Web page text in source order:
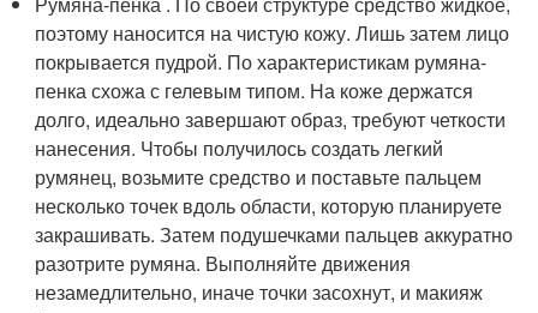
поэтому наносится на чистую кожу. Лишь затем лицо
покрывается пудрой. По характеристикам румяна-
пенка схожа с гелевым типом. На коже держатся
долго, идеально завершают образ, требуют четкости
нанесения. Чтобы получилось создать легкий
румянец, возьмите средство и поставьте пальцем
несколько точек вдоль области, которую планируете
закрашивать. Затем подушечками пальцев аккуратно
разотрите румяна. Выполняйте движения
незамедлительно, иначе точки засохнут, и макияж